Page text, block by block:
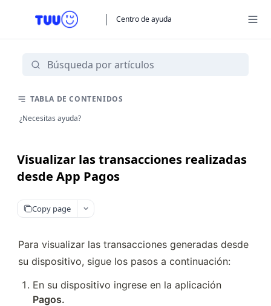
Centro de ayuda
Visualizar las transacciones realizadas
desde App Pagos
Copy page
Para visualizar las transacciones generadas desde
su dispositivo, sigue los pasos a continuación:
En su dispositivo ingrese en la aplicación
Pagos.
TABLA DE CONTENIDOS
¿Necesitas ayuda?